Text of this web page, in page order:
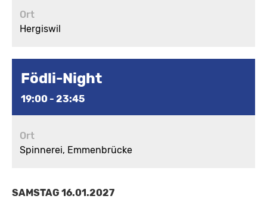
Ort
Hergiswil
Födli-Night
19:00 - 23:45
Ort
Spinnerei, Emmenbrücke
SAMSTAG 16.01.2027